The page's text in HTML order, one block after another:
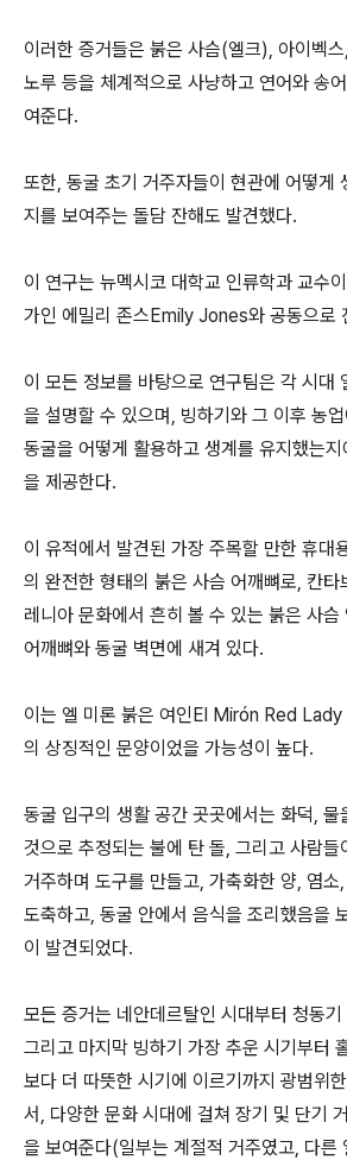
이러한 증거들은 붉은 사슴(엘크), 아이벡
노루 등을 체계적으로 사냥하고 연어와 송
여준다.
또한, 동굴 초기 거주자들이 현관에 어떻게
지를 보여주는 돌담 잔해도 발견했다.
이 연구는 뉴멕시코 대학교 인류학과 교수
가인 에밀리 존스Emily Jones와 공동으로
이 모든 정보를 바탕으로 연구팀은 각 시대
을 설명할 수 있으며, 빙하기와 그 이후 농
동굴을 어떻게 활용하고 생계를 유지했는
을 제공한다.
이 유적에서 발견된 가장 주목할 만한 휴대
의 완전한 형태의 붉은 사슴 어깨뼈로, 칸
레니아 문화에서 흔히 볼 수 있는 붉은 사슴
어깨뼈와 동굴 벽면에 새겨 있다.
이는 엘 미론 붉은 여인El Mirón Red Lady
의 상징적인 문양이었을 가능성이 높다.
동굴 입구의 생활 공간 곳곳에서는 화덕, 물
것으로 추정되는 불에 탄 돌, 그리고 사람들
거주하며 도구를 만들고, 가축화한 양, 염소
도축하고, 동굴 안에서 음식을 조리했음을
이 발견되었다.
모든 증거는 네안데르탈인 시대부터 청동
그리고 마지막 빙하기 가장 추운 시기부터
보다 더 따뜻한 시기에 이르기까지 광범위
서, 다양한 문화 시대에 걸쳐 장기 및 단기
을 보여준다(일부는 계절적 거주였고, 다른